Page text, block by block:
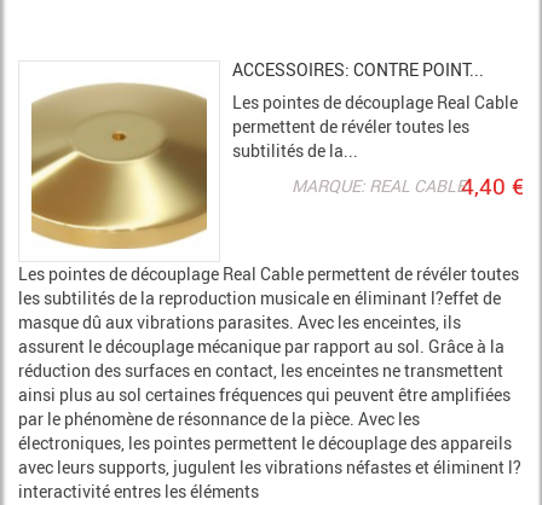
ACCESSOIRES: CONTRE POINT...
Les pointes de découplage Real Cable
permettent de révéler toutes les
subtilités de la...
MARQUE: REAL CABLE4,40 €
Les pointes de découplage Real Cable permettent de révéler toutes
les subtilités de la reproduction musicale en éliminant l?effet de
masque dû aux vibrations parasites. Avec les enceintes, ils
assurent le découplage mécanique par rapport au sol. Grâce à la
réduction des surfaces en contact, les enceintes ne transmettent
ainsi plus au sol certaines fréquences qui peuvent être amplifiées
par le phénomène de résonnance de la pièce. Avec les
électroniques, les pointes permettent le découplage des appareils
avec leurs supports, jugulent les vibrations néfastes et éliminent l?
interactivité entres les éléments